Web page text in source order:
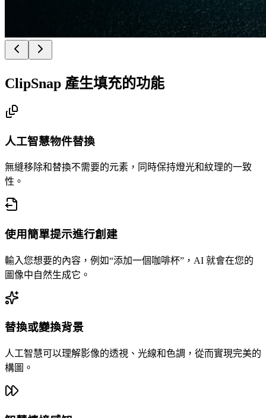
ClipSnap 產生填充的功能
人工智慧物件替換
無縫移除和替換不需要的元素，同時保持燈光和紋理的一致
性。
使用簡單提示進行創建
輸入您想要的內容，例如“添加一個咖啡杯”，AI 就會在您的
圖像中自然生成它。
替換或變換背景
人工智慧可以理解影像的透視、光線和色調，從而實現完美的
構圖。